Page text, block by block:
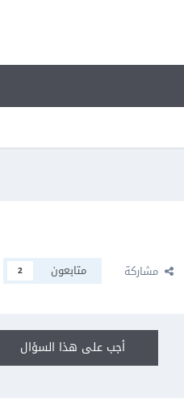
مشاركة متابعون 2
أجب على هذا السؤال